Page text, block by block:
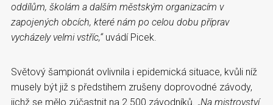
oddílům, školám a dalším městským organizacím v
zapojených obcích, které nám po celou dobu příprav
vycházely velmi vstříc,“ uvádí Picek.
Světový šampionát ovlivnila i epidemická situace, kvůli níž
musely být již s předstihem zrušeny doprovodné závody,
jichž se mělo zúčastnit na 2 500 závodníků. „Na mistrovství